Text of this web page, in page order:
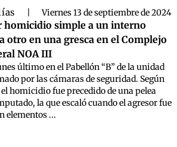
Viernes 13 de septiembre de 2024
homicidio simple a un interno
otro en una gresca en el Complejo
NOA III
último en el Pabellón “B” de la unidad
por las cámaras de seguridad. Según
homicidio fue precedido de una pelea
la que escaló cuando el agresor fue
elementos ...